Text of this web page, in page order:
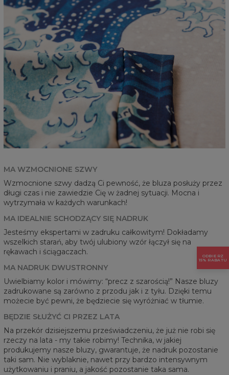
MA WZMOCNIONE SZWY
Wzmocnione szwy dadzą Ci pewność, że bluza posłuży przez
długi czas i nie zawiedzie Cię w żadnej sytuacji. Mocna i
wytrzymała w każdych warunkach!
MA IDEALNIE SCHODZĄCY SIĘ NADRUK
Jesteśmy ekspertami w zadruku całkowitym! Dokładamy
wszelkich starań, aby twój ulubiony wzór łączył się na
rękawach i ściągaczach.
MA NADRUK DWUSTRONNY
Uwielbiamy kolor i mówimy: “precz z szarością!” Nasze bluzy
zadrukowane są zarówno z przodu jak i z tyłu. Dzięki temu
możecie być pewni, że będziecie się wyróżniać w tłumie.
BĘDZIE SŁUŻYĆ CI PRZEZ LATA
Na przekór dzisiejszemu przeświadczeniu, że już nie robi się
rzeczy na lata - my takie robimy! Technika, w jakiej
produkujemy nasze bluzy, gwarantuje, że nadruk pozostanie
taki sam. Nie wyblaknie, nawet przy bardzo intensywnym
użytkowaniu i praniu, a jakość pozostanie taka sama.
ODBIERZ
15% RABATU